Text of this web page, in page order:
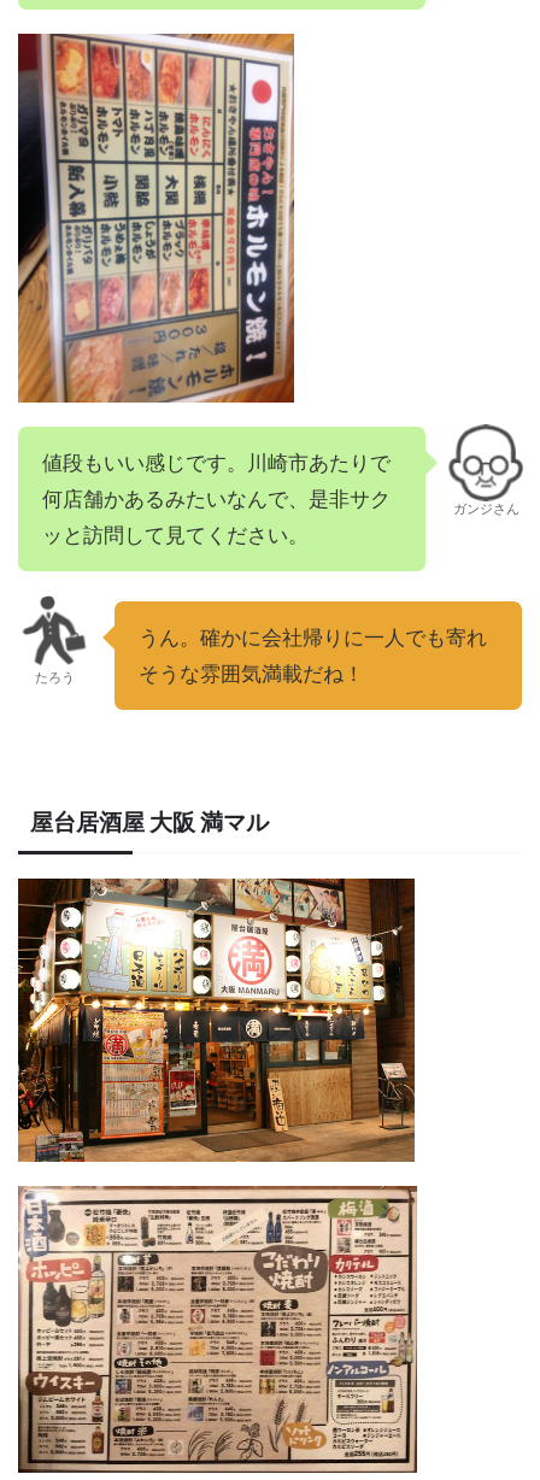
値段もいい感じです。川崎市あたりで
何店舗かあるみたいなんで、是非サク
ッと訪問して見てください。
ガンジさん
たろう
うん。確かに会社帰りに一人でも寄れ
そうな雰囲気満載だね！
屋台居酒屋 大阪 満マル